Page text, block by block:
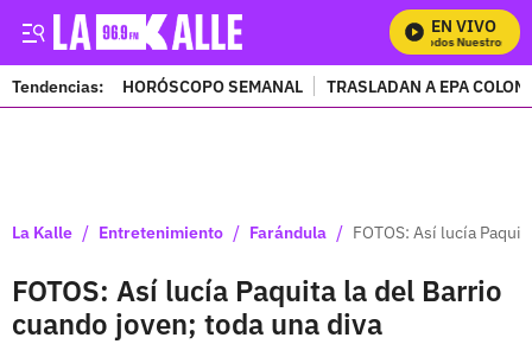
EN VIVO
Mira Todos Nuestros
Tendencias: HORÓSCOPO SEMANAL TRASLADAN A EPA
La Kalle / Entretenimiento / Farándula / FOTOS: Así lucía
FOTOS: Así lucía Paquita la del Barrio
cuando joven; toda una diva